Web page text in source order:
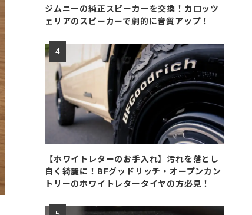
ジムニーの純正スピーカーを交換！カロッツ
ェリアのスピーカーで劇的に音質アップ！
【ホワイトレターのお手入れ】汚れを落とし
白く綺麗に！BFグッドリッチ・オープンカン
トリーのホワイトレタータイヤの方必見！